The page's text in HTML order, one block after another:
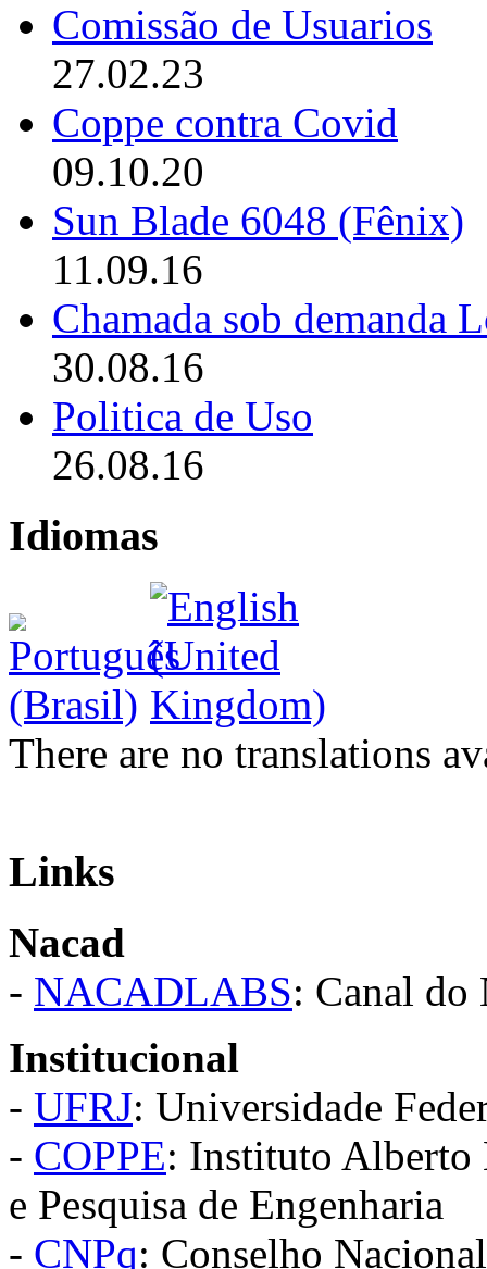
Comissão de Usuarios
27.02.23
Coppe contra Covid
09.10.20
Sun Blade 6048 (Fênix)
11.09.16
Chamada sob demanda
30.08.16
Politica de Uso
26.08.16
Idiomas
There are no translations
Links
Nacad
- NACADLABS: Canal do
Institucional
- UFRJ: Universidade
- COPPE: Instituto Alberto
e Pesquisa de Engenharia
- CNPq: Conselho